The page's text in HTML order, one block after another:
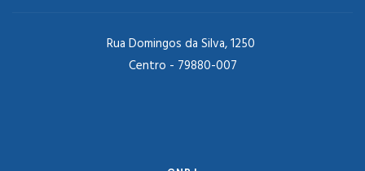
Rua Domingos da Silva, 1250
Centro - 79880-007